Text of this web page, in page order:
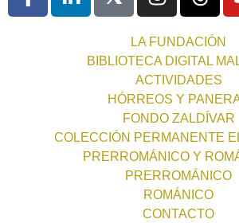
LA FUNDACIÓN
BIBLIOTECA DIGITAL
ACTIVIDADES
HÓRREOS Y
FONDO ZALDÍVAR
COLECCIÓN PERMANENTE
PRERROMÁNICO Y
PRERROMÁNICO
ROMÁNICO
CONTACTO